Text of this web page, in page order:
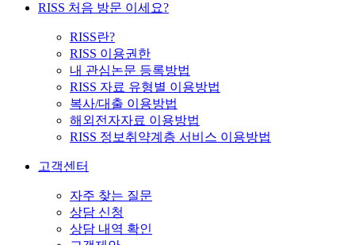
RISS 처음 방문 이세요?
RISS란?
RISS 이용권한
내 관심논문 등록방법
RISS 자료 유형별 이용방법
복사/대출 이용방법
해외전자자료 이용방법
RISS 정보취약계층 서비스 이용방법
고객센터
자주 찾는 질문
상담 신청
상담 내역 확인